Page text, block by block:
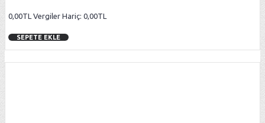
0,00TL Vergiler Hariç: 0,00TL
SEPETE EKLE